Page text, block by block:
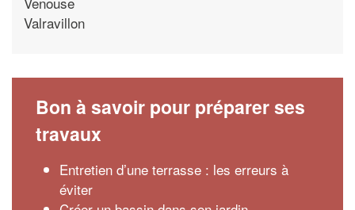
Valravillon
Bon à savoir pour préparer ses
travaux
Entretien d’une terrasse : les erreurs à
éviter